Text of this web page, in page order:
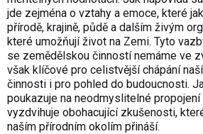
jde zejména o vztahy a emoce, které
přírodě, krajině, půdě a dalším živým
které umožňují život na Zemi. Tyto
se zemědělskou činností nemáme ve
však klíčové pro celistvější chápání
činnosti i pro pohled do budoucnosti.
poukazuje na neodmyslitelné
vyzdvihuje obohacující zkušenosti,
naším přírodním okolím přináší.